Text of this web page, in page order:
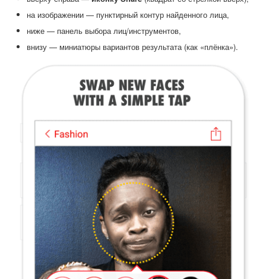
на изображении — пунктирный контур найденного лица,
ниже — панель выбора лиц/инструментов,
внизу — миниатюры вариантов результата (как «плёнка»).